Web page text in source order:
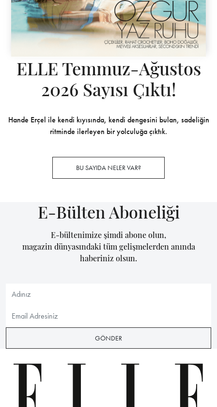
ELLE Temmuz-Ağustos
2026 Sayısı Çıktı!
Hande Erçel ile kendi kıyısında, kendi dengesini bulan, sadeliğin
ritminde ilerleyen bir yolculuğa çıktık.
BU SAYIDA NELER VAR?
E-Bülten Aboneliği
E-bültenimize şimdi abone olun,
magazin dünyasındaki tüm gelişmelerden anında
haberiniz olsun.
GÖNDER